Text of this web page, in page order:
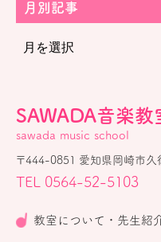
月別記事
SAWADA音楽教
sawada music school
〒444-0851 愛知県岡崎市久
TEL 0564-52-5103
教室について・先生紹